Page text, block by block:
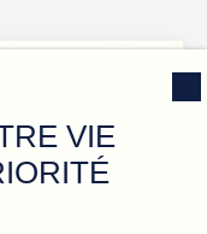
poutres… Le
un esprit cosy
deux suites
dont une
VIE